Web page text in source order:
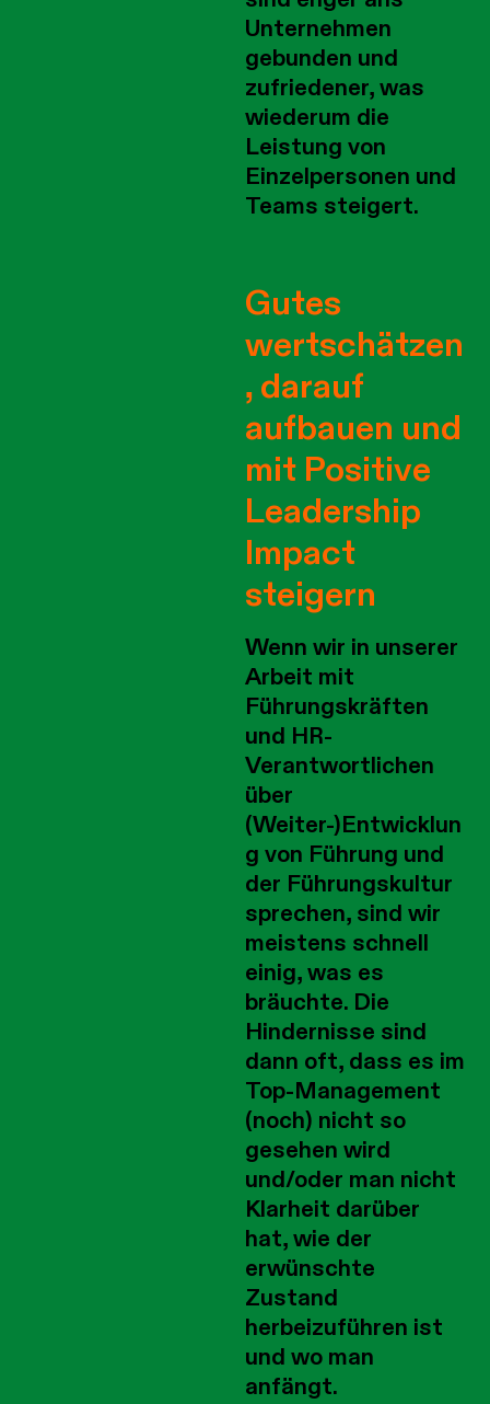
Unternehmen
gebunden und
zufriedener, was
wiederum die
Leistung von
Einzelpersonen und
Teams steigert.
Gutes
wertschätzen
, darauf
aufbauen und
mit Positive
Leadership
Impact
steigern
Wenn wir in unserer
Arbeit mit
Führungskräften
und HR-
Verantwortlichen
über
(Weiter-)Entwicklun
g von Führung und
der Führungskultur
sprechen, sind wir
meistens schnell
einig, was es
bräuchte. Die
Hindernisse sind
dann oft, dass es im
Top-Management
(noch) nicht so
gesehen wird
und/oder man nicht
Klarheit darüber
hat, wie der
erwünschte
Zustand
herbeizuführen ist
und wo man
anfängt.